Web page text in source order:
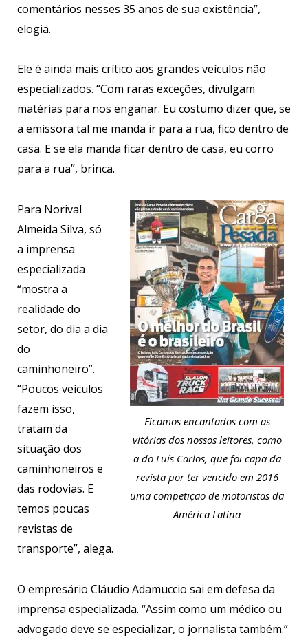
comentários nesses 35 anos de sua existência”,
elogia.
Ele é ainda mais crítico aos grandes veículos não
especializados. “Com raras exceções, divulgam
matérias para nos enganar. Eu costumo dizer que, se
a emissora tal me manda ir para a rua, fico dentro de
casa. E se ela manda ficar dentro de casa, eu corro
para a rua”, brinca.
Ficamos encantados com as
vitórias dos nossos leitores, como
a do Luís Carlos, que foi capa da
revista por ter vencido em 2016
uma competição de motoristas da
América Latina
Para Norival
Almeida Silva, só
a imprensa
especializada
“mostra a
realidade do
setor, do dia a dia
do
caminhoneiro”.
“Poucos veículos
fazem isso,
tratam da
situação dos
caminhoneiros e
das rodovias. E
temos poucas
revistas de
transporte”, alega.
O empresário Cláudio Adamuccio sai em defesa da
imprensa especializada. “Assim como um médico ou
advogado deve se especializar, o jornalista também.”